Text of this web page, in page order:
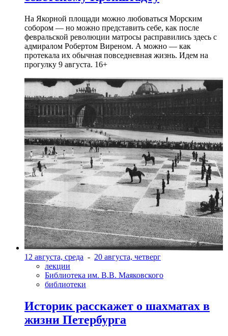
На Якорной площади можно любоваться Морским
собором — но можно представить себе, как после
февральской революции матросы расправились здесь с
адмиралом Робертом Виреном. А можно — как
протекала их обычная повседневная жизнь. Идем на
прогулку 9 августа. 16+
12 августа, среда - 20 августа, четверг
лекции
Библиотека им. В.В. Маяковского
библиотеки
Историк расскажет о шахматах в
жизни Петербурга